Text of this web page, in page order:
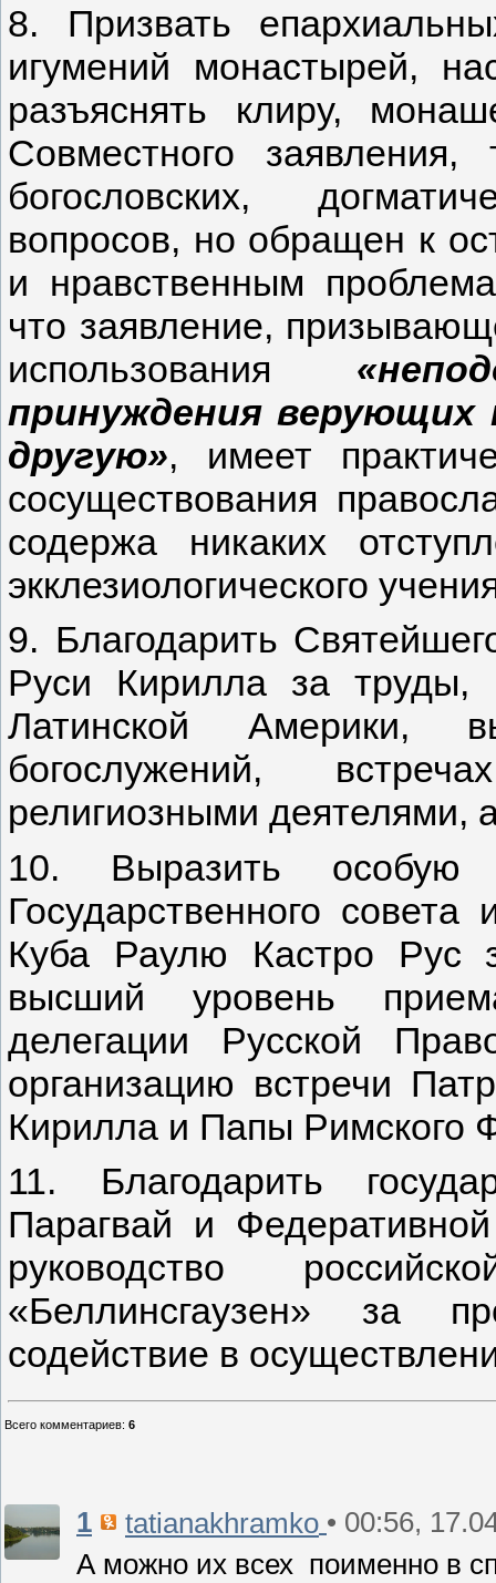
8. Призвать
игумений монастырей,
разъяснять клиру,
Совместного заявления,
богословских,
вопросов, но обращен к
и нравственным
что заявление,
использования
принуждения верующих
другую», имеет
сосуществования
содержа никаких
экклезиологического
9. Благодарить
Руси Кирилла за труды,
Латинской Америки,
богослужений,
религиозными деятелями,
10. Выразить особую
Государственного
Куба Раулю Кастро Рус
высший уровень
делегации Русской
организацию встречи
Кирилла и Папы Римского
11. Благодарить
Парагвай и
руководство
«Беллинсгаузен» за
содействие в
Всего комментариев: 6
1 tatianakhramko • 00:56,
А можно их всех поименно в